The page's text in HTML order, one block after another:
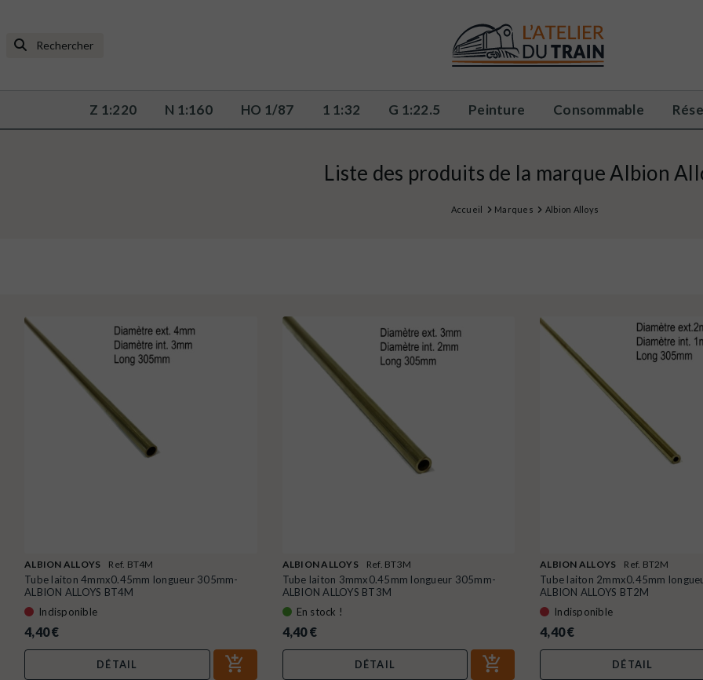
Z 1:220 N 1:160 HO 1/87 1 1:32 G 1:22.5 Peinture Consommable
Liste des produits de la marque Albion
Accueil Marques Albion Alloys
ALBION ALLOYS Ref. BT4M
Tube laiton 4mmx0.45mm longueur 305mm-
ALBION ALLOYS BT4M
Indisponible
4,40 €
DÉTAIL
ALBION ALLOYS Ref. BT3M
Tube laiton 3mmx0.45mm longueur 305mm-
ALBION ALLOYS BT3M
En stock !
4,40 €
DÉTAIL
ALBION ALLOYS Ref. BT2M
Tube laiton 2mmx0.45mm
ALBION ALLOYS BT2M
Indisponible
4,40 €
DÉTAIL